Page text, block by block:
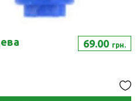
69.00 грн.